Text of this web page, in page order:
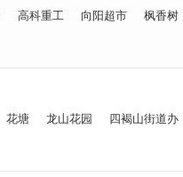
高科重工 向阳超市 枫香树
花塘 龙山花园 四褐山街道办